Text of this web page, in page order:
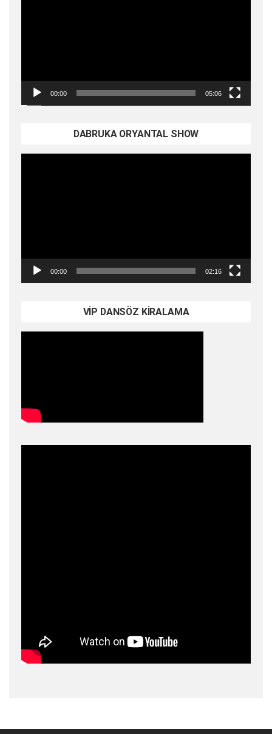
00:00 05:06
DABRUKA ORYANTAL SHOW
00:00 02:16
VİP DANSÖZ KİRALAMA